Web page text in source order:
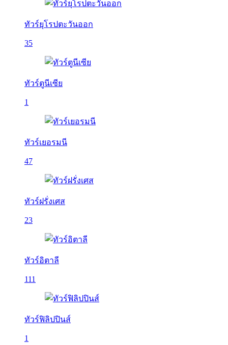
ทัวร์ยุโรปตะวันออก
35
ทัวร์ตูนีเซีย
1
ทัวร์เยอรมนี
47
ทัวร์ฝรั่งเศส
23
ทัวร์อิตาลี
111
ทัวร์ฟิลิปปินส์
1